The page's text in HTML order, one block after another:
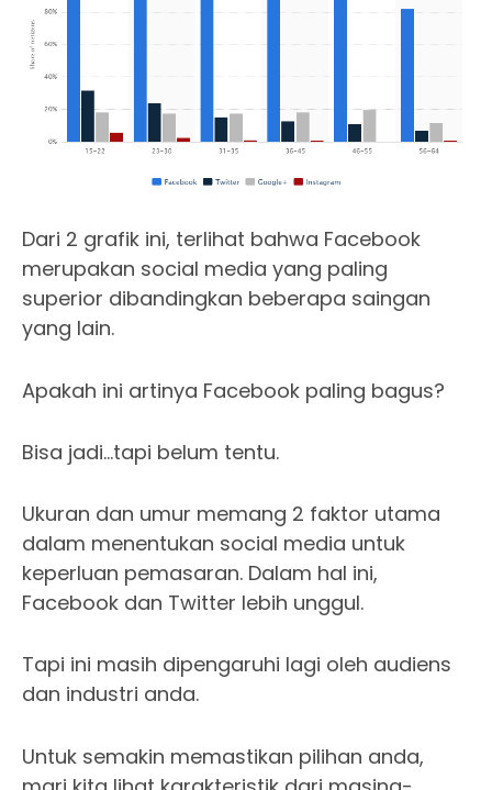
Dari 2 grafik ini, terlihat bahwa Facebook
merupakan social media yang paling
superior dibandingkan beberapa saingan
yang lain.
Apakah ini artinya Facebook paling bagus?
Bisa jadi…tapi belum tentu.
Ukuran dan umur memang 2 faktor utama
dalam menentukan social media untuk
keperluan pemasaran. Dalam hal ini,
Facebook dan Twitter lebih unggul.
Tapi ini masih dipengaruhi lagi oleh audiens
dan industri anda.
Untuk semakin memastikan pilihan anda,